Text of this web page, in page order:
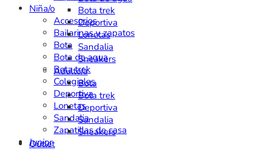
Niña/o
Accesorios
Bailarinas y zapatos
Bota
Bota de agua
Bota trek
Colegiales
Deportiva
Lonetas
Sandalia
Zapatillas de casa
Junior
Bota trek
Deportiva
Lonetas
Sandalia
Sneakers
Adulto/a
Bota
Bota trek
Deportiva
Sandalia
Sneakers
Outlet